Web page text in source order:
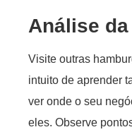
Análise
Visite outras
intuito de aprender
ver onde o seu
eles. Observe